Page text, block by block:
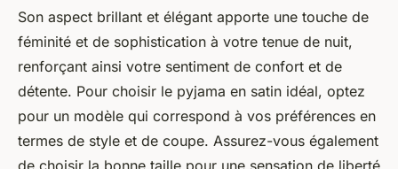
Son aspect brillant et élégant apporte une touche de
féminité et de sophistication à votre tenue de nuit,
renforçant ainsi votre sentiment de confort et de
détente. Pour choisir le pyjama en satin idéal, optez
pour un modèle qui correspond à vos préférences en
termes de style et de coupe. Assurez-vous également
de choisir la bonne taille pour une sensation de liberté